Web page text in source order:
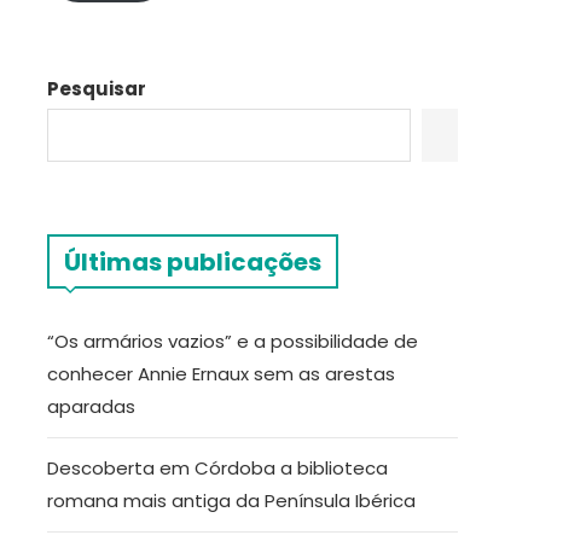
Pesquisar
Últimas publicações
“Os armários vazios” e a possibilidade de
conhecer Annie Ernaux sem as arestas
aparadas
Descoberta em Córdoba a biblioteca
romana mais antiga da Península Ibérica